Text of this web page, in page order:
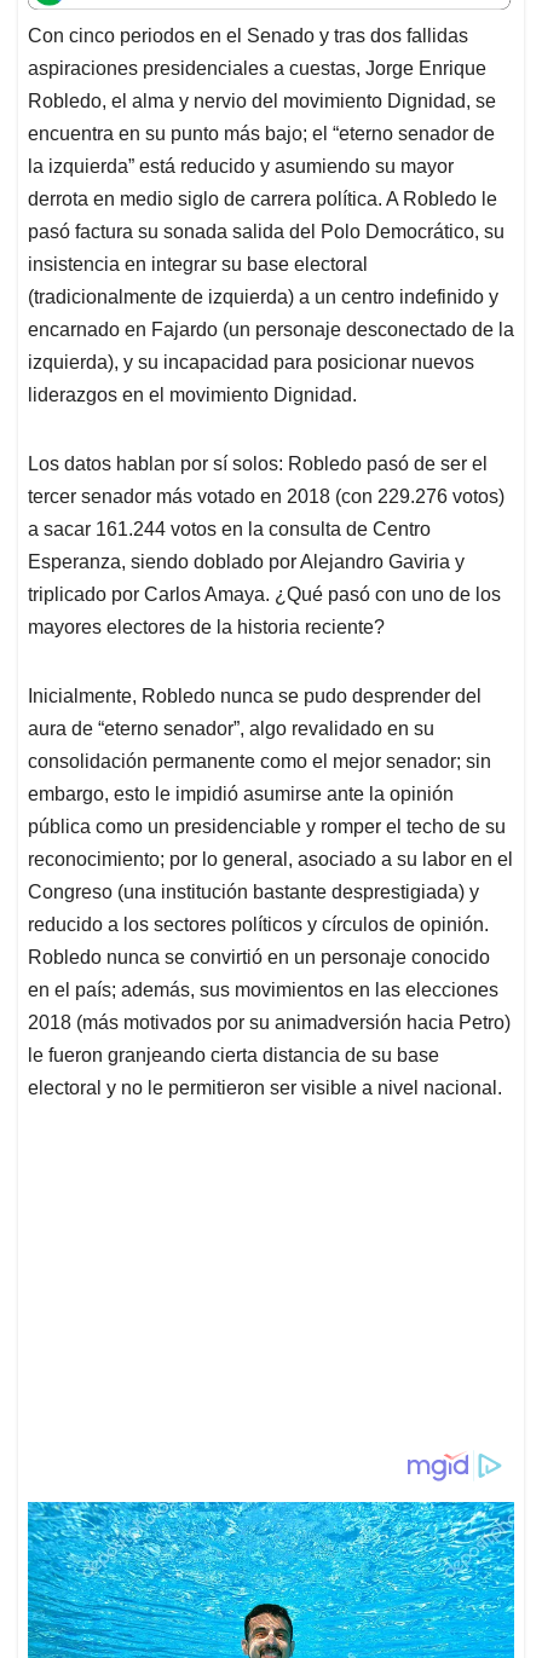
t
s
A
p
p
e
b
o
o
k
k
e
d
I
n
i
l
e
a
d
s
Con cinco periodos en el Senado y tras dos fallidas
aspiraciones presidenciales a cuestas, Jorge Enrique
Robledo, el alma y nervio del movimiento Dignidad, se
encuentra en su punto más bajo; el “eterno senador de
la izquierda” está reducido y asumiendo su mayor
derrota en medio siglo de carrera política. A Robledo le
pasó factura su sonada salida del Polo Democrático, su
insistencia en integrar su base electoral
(tradicionalmente de izquierda) a un centro indefinido y
encarnado en Fajardo (un personaje desconectado de la
izquierda), y su incapacidad para posicionar nuevos
liderazgos en el movimiento Dignidad.
Los datos hablan por sí solos: Robledo pasó de ser el
tercer senador más votado en 2018 (con 229.276 votos)
a sacar 161.244 votos en la consulta de Centro
Esperanza, siendo doblado por Alejandro Gaviria y
triplicado por Carlos Amaya. ¿Qué pasó con uno de los
mayores electores de la historia reciente?
Inicialmente, Robledo nunca se pudo desprender del
aura de “eterno senador”, algo revalidado en su
consolidación permanente como el mejor senador; sin
embargo, esto le impidió asumirse ante la opinión
pública como un presidenciable y romper el techo de su
reconocimiento; por lo general, asociado a su labor en el
Congreso (una institución bastante desprestigiada) y
reducido a los sectores políticos y círculos de opinión.
Robledo nunca se convirtió en un personaje conocido
en el país; además, sus movimientos en las elecciones
2018 (más motivados por su animadversión hacia Petro)
le fueron granjeando cierta distancia de su base
electoral y no le permitieron ser visible a nivel nacional.